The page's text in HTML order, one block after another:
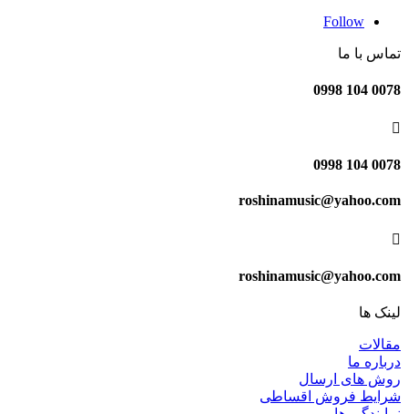
Follow
تماس با ما
0078 104 0998

0078 104 0998
roshinamusic@yahoo.com

roshinamusic@yahoo.com
لینک ها
مقالات
درباره ما
روش های ارسال
شرایط فروش اقساطی